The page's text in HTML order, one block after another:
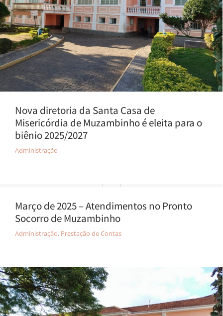
Nova diretoria da Santa Casa de
Misericórdia de Muzambinho é eleita para o
biênio 2025/2027
Administração
Março de 2025 – Atendimentos no Pronto
Socorro de Muzambinho
Administração, Prestação de Contas